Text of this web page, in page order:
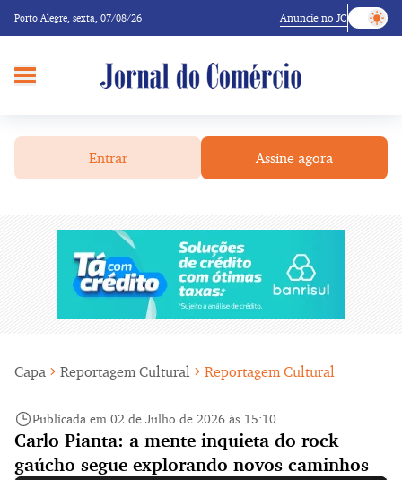
Porto Alegre, sexta, 07/08/26 Anuncie no JC
Entrar Assine agora
Capa Reportagem Cultural Reportagem Cultural
Publicada em 02 de Julho de 2026 às 15:10
Carlo Pianta: a mente inquieta do rock
gaúcho segue explorando novos caminhos